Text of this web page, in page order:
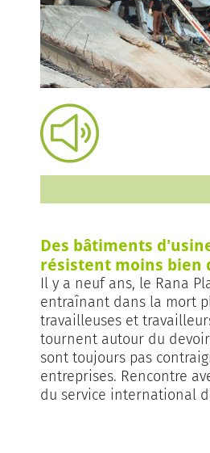
Des bâtiments
résistent moins bien
Il y a neuf ans, le Rana
entraînant dans la mort
travailleuses et
tournent autour du
sont toujours pas
entreprises. Rencontre
du service international